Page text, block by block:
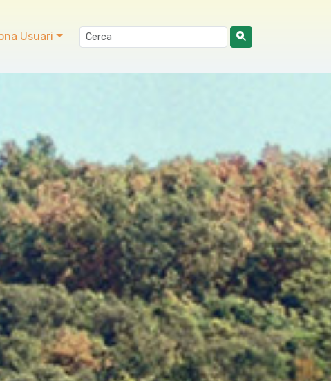
Usuari